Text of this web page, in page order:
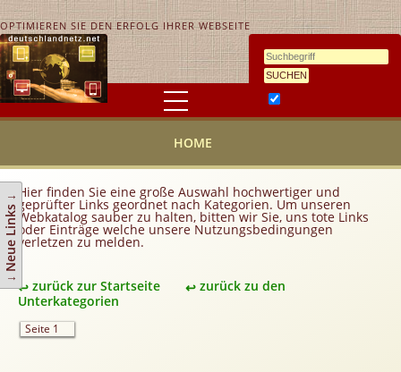
OPTIMIEREN SIE DEN ERFOLG IHRER WEBSEITE
AGB
Link hinzufügen
Eintrag ändern
HOME
Hier finden Sie eine große Auswahl hochwertiger und
geprüfter Links geordnet nach Kategorien. Um unseren
Webkatalog sauber zu halten, bitten wir Sie, uns tote Links
oder Einträge welche unsere Nutzungsbedingungen
verletzen zu melden.
zurück zur Startseite
zurück zu den
Unterkategorien
Seite 1
↓ Neue Links ↓